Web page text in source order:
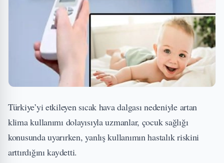
Türkiye’yi etkileyen sıcak hava dalgası nedeniyle artan
klima kullanımı dolayısıyla uzmanlar, çocuk sağlığı
konusunda uyarırken, yanlış kullanımın hastalık riskini
arttırdığını kaydetti.